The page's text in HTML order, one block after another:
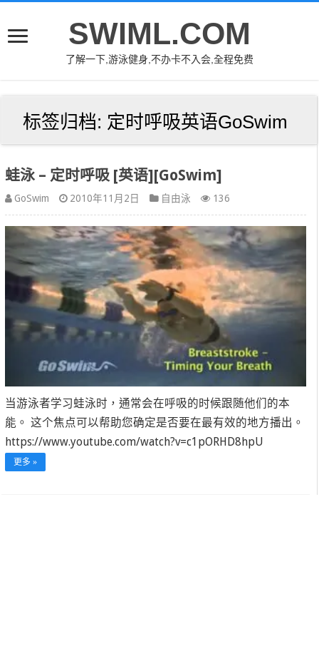
SWIML.COM
了解一下,游泳健身,不办卡不入会,全程免费
标签归档: 定时呼吸英语GoSwim
蛙泳 – 定时呼吸 [英语][GoSwim]
GoSwim 2010年11月2日 自由泳 136
当游泳者学习蛙泳时，通常会在呼吸的时候跟随他们的本
能。 这个焦点可以帮助您确定是否要在最有效的地方播出。
https://www.youtube.com/watch?v=c1pORHD8hpU
更多 »